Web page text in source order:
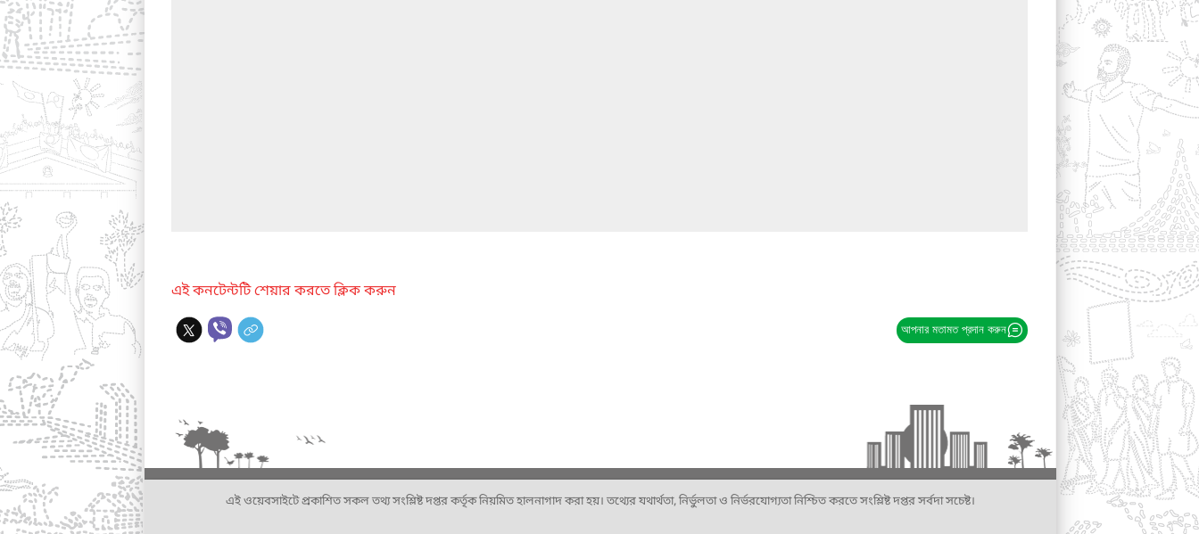
এই কনটেন্টটি শেয়ার করতে ক্লিক করুন
আপনার মতামত প্রদান করুন
এই ওয়েবসাইটে প্রকাশিত সকল তথ্য সংশ্লিষ্ট দপ্তর কর্তৃক নিয়মিত হালনাগাদ করা হয়। তথ্যের যথার্থতা, নির্ভুলতা ও নির্ভরযোগ্যতা নিশ্চিত করতে সংশ্লিষ্ট দপ্তর সর্বদা সচেষ্ট।